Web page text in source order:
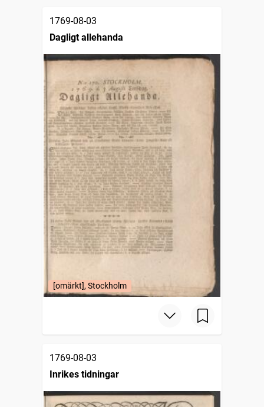
1769-08-03
Dagligt allehanda
[omärkt], Stockholm
1769-08-03
Inrikes tidningar